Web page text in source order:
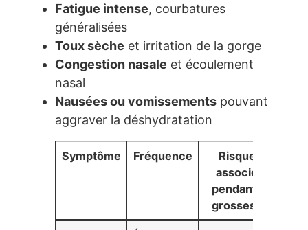
Fatigue intense, courbatures
généralisées
Toux sèche et irritation de la gorge
Congestion nasale et écoulement
nasal
Nausées ou vomissements pouvant
aggraver la déshydratation
Symptôme Fréquence
Risques
associés
pendant la
grossesse